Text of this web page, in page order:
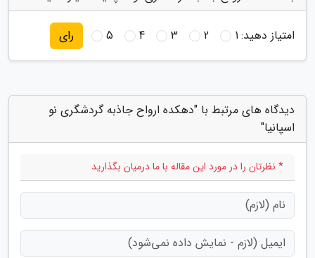
امتیاز دهید:1
2
3
4
5 رای
دیدگاه های مرتبط با "دهکده ارواح جاذبه گردشگری نو
اسپانیا"
* نظرتان را در مورد این مقاله با ما درمیان بگذارید